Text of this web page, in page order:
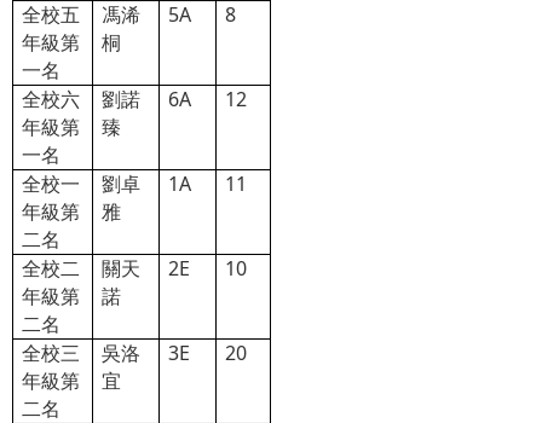
全校五
年級第
一名
馮浠
桐
5A 8
全校六
年級第
一名
劉諾
臻
6A 12
全校一
年級第
二名
劉卓
雅
1A 11
全校二
年級第
二名
關天
諾
2E 10
全校三
年級第
二名
吳洛
宜
3E 20